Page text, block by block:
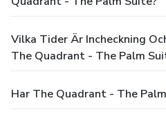
Vilka Tider Är Incheckning
The Quadrant - The Palm
Har The Quadrant - The